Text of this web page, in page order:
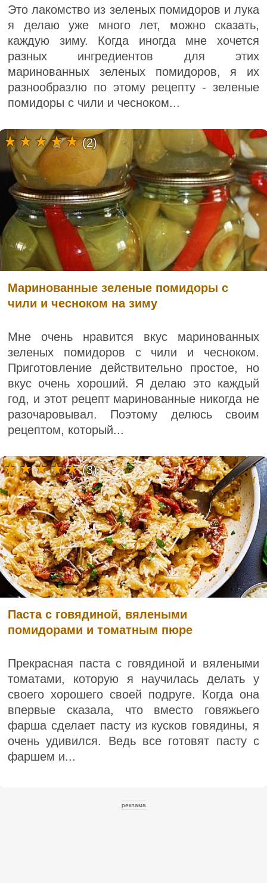
Это лакомство из зеленых помидоров и лука
я делаю уже много лет, можно сказать,
каждую зиму. Когда иногда мне хочется
разных ингредиентов для этих
маринованных зеленых помидоров, я их
разнообразлю по этому рецепту - зеленые
помидоры с чили и чесноком...
Маринованные зеленые помидоры с
чили и чесноком на зиму
Мне очень нравится вкус маринованных
зеленых помидоров с чили и чесноком.
Приготовление действительно простое, но
вкус очень хороший. Я делаю это каждый
год, и этот рецепт маринованные никогда не
разочаровывал. Поэтому делюсь своим
рецептом, который...
(2)
Паста с говядиной, вялеными
помидорами и томатным пюре
Прекрасная паста с говядиной и вялеными
томатами, которую я научилась делать у
своего хорошего своей подруге. Когда она
впервые сказала, что вместо говяжьего
фарша сделает пасту из кусков говядины, я
очень удивился. Ведь все готовят пасту с
фаршем и...
(3)
реклама